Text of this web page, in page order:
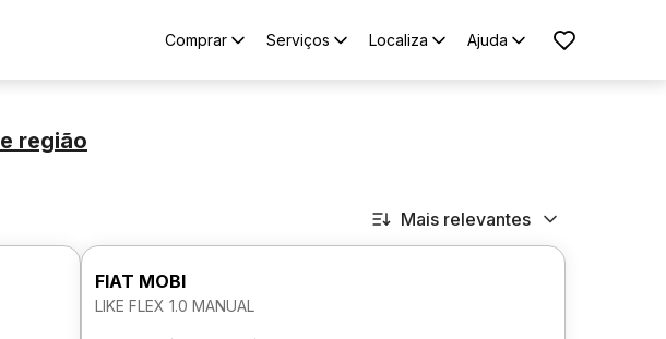
Comprar Serviços Localiza Ajuda
e região
Mais relevantes
FIAT MOBI
LIKE FLEX 1.0 MANUAL